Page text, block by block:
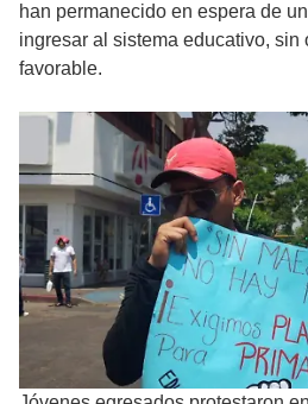
han permanecido en espera de
ingresar al sistema educativo, sin
favorable.